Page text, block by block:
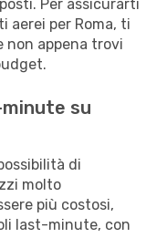
Per assicurarti
aerei per Roma, ti
non appena trovi
su
di
molto
più costosi,
last-minute, con